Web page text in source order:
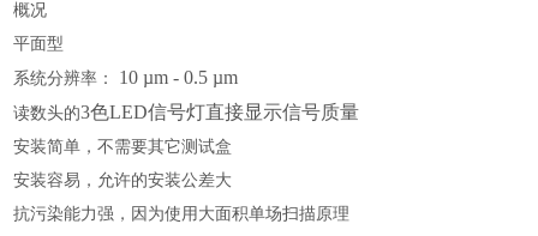
概况
平面型
系统分辨率：
10 µm - 0.5 µm
读数头的3色LED信号灯直接显示信号质量
安装简单，不需要其它测试盒
安装容易，允许的安装公差大
抗污染能力强，因为使用大面积单场扫描原理